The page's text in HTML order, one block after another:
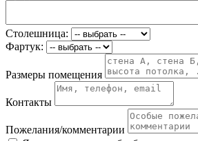
Столешница:
Фартук:
Размеры помещения
Контакты
Пожелания/комментарии